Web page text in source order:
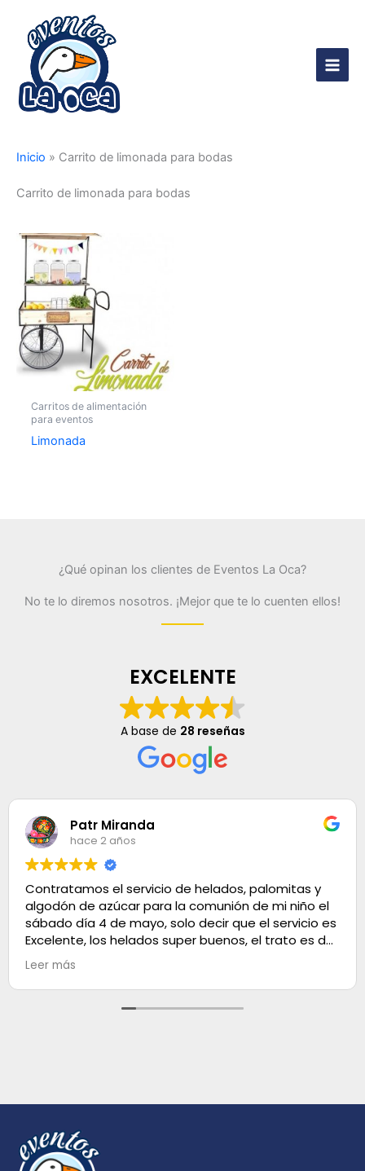
contenido
Main
Inicio » Carrito de limonada para bodas
Carrito de limonada para bodas
Carritos de alimentación
para eventos
Limonada
¿Qué opinan los clientes de Eventos La Oca?
No te lo diremos nosotros. ¡Mejor que te lo cuenten ellos!
EXCELENTE
A base de 28 reseñas
Patr Miranda
hace 2 años
Contratamos el servicio de helados, palomitas y
algodón de azúcar para la comunión de mi niño el
sábado día 4 de mayo, solo decir que el servicio es
Excelente, los helados super buenos, el trato es de
100. Muchas gracias
Leer más